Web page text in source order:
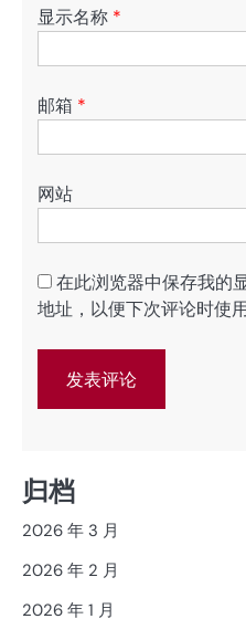
显示名称 *
邮箱 *
网站
在此浏览器中保存我的
地址，以便下次评论时使用
归档
2026 年 3 月
2026 年 2 月
2026 年 1 月